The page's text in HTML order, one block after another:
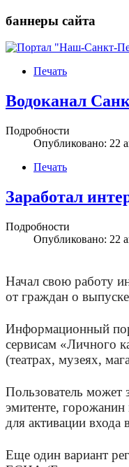
баннеры сайта
Печать
Водоканал
Подробности
Опубликовано: 22
Печать
Заработал
Подробности
Опубликовано: 22
Начал свою работу
от граждан о
Информационный
сервисам «Личного
(театрах, музеях,
Пользователь может
эмитенте,
для активации
Еще один вариант